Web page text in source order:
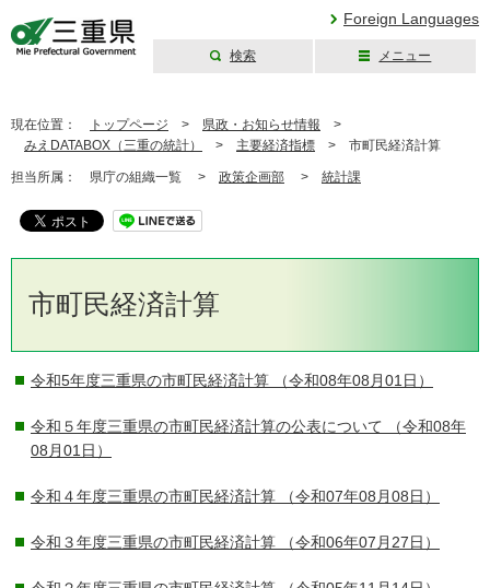
Foreign Languages
検索 メニュー
現在位置： トップページ > 県政・お知らせ情報 >
みえDATABOX（三重の統計）
> 主要経済指標 > 市町民経済計算
担当所属： 県庁の組織一覧 > 政策企画部 > 統計課
市町民経済計算
令和5年度三重県の市町民経済計算 （令和08年08月01日）
令和５年度三重県の市町民経済計算の公表について （令和08年
08月01日）
令和４年度三重県の市町民経済計算 （令和07年08月08日）
令和３年度三重県の市町民経済計算 （令和06年07月27日）